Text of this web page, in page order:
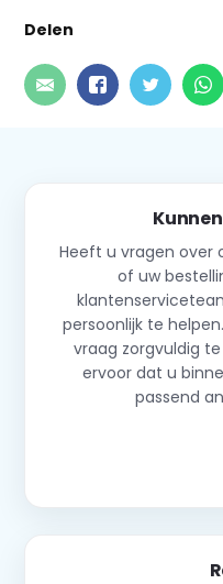
Delen
Heeft u vragen over
of uw
persoonlijk te
vraag zorgvuldig
ervoor dat u
passend